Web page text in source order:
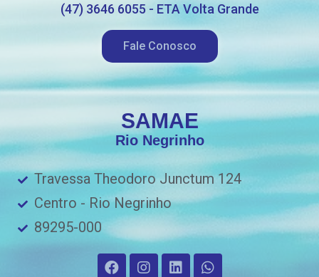
(47) 3646 6055 - ETA Volta Grande
Fale Conosco
SAMAE
Rio Negrinho
Travessa Theodoro Junctum 124
Centro - Rio Negrinho
89295-000